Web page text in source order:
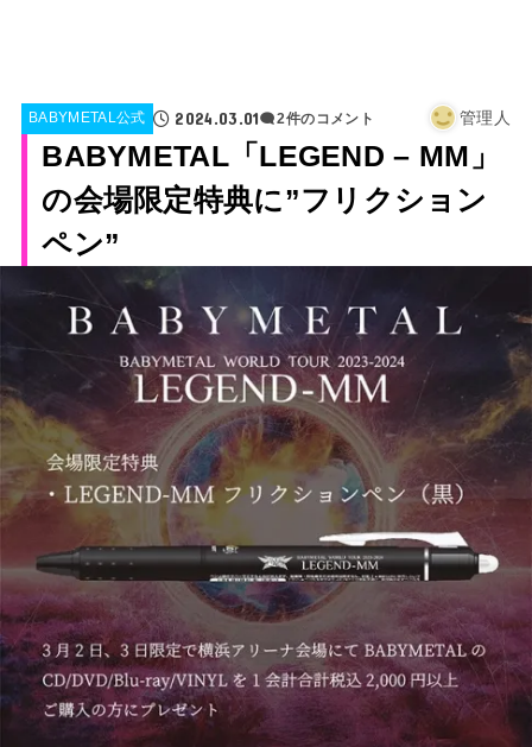
BABYMETAL公式 2024.03.01 2件のコメント 管理人
BABYMETAL「LEGEND – MM」
の会場限定特典に”フリクション
ペン”